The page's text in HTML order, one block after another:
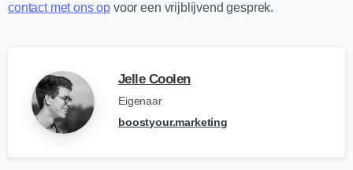
contact met ons op voor een vrijblijvend gesprek.
Jelle Coolen
Eigenaar
boostyour.marketing